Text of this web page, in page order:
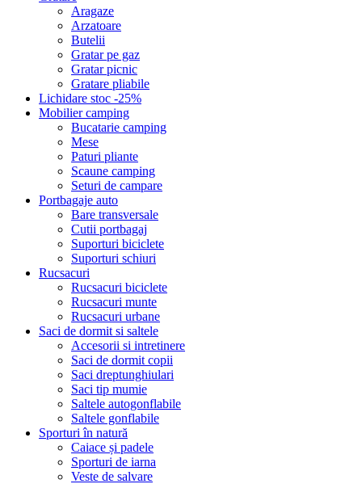
Aragaze
Arzatoare
Butelii
Gratar pe gaz
Gratar picnic
Gratare pliabile
Lichidare stoc -25%
Mobilier camping
Bucatarie camping
Mese
Paturi pliante
Scaune camping
Seturi de campare
Portbagaje auto
Bare transversale
Cutii portbagaj
Suporturi biciclete
Suporturi schiuri
Rucsacuri
Rucsacuri biciclete
Rucsacuri munte
Rucsacuri urbane
Saci de dormit si saltele
Accesorii si intretinere
Saci de dormit copii
Saci dreptunghiulari
Saci tip mumie
Saltele autogonflabile
Saltele gonflabile
Sporturi în natură
Caiace și padele
Sporturi de iarna
Veste de salvare